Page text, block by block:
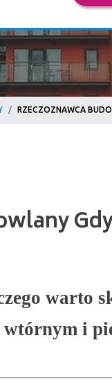
RZECZOZNAWCA
warto
i